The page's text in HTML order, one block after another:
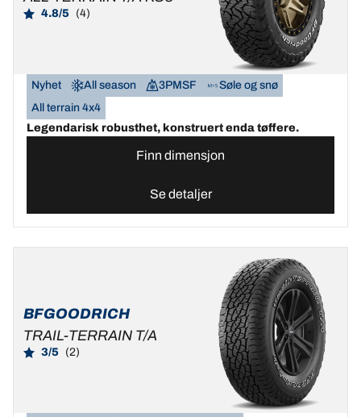
4.8/5 (4)
Nyhet All season 3PMSF
Søle og snø
All terrain 4x4
Legendarisk robusthet, konstruert enda tøffere.
Finn dimensjon
Se detaljer
BFGOODRICH
TRAIL-TERRAIN T/A
3/5 (2)